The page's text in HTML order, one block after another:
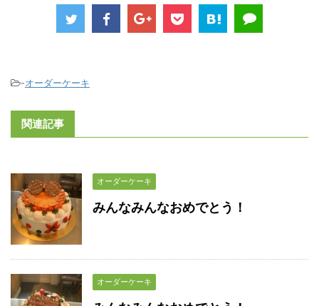
-オーダーケーキ
関連記事
オーダーケーキ
みんなみんなおめでとう！
オーダーケーキ